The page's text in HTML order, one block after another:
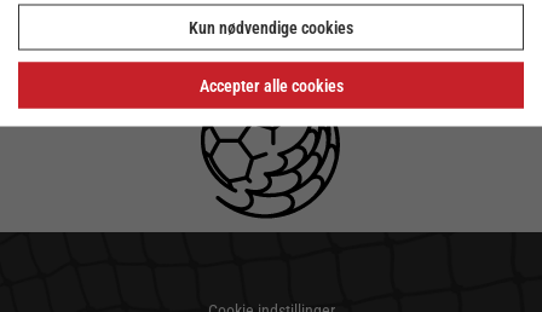
Kun nødvendige cookies
Accepter alle cookies